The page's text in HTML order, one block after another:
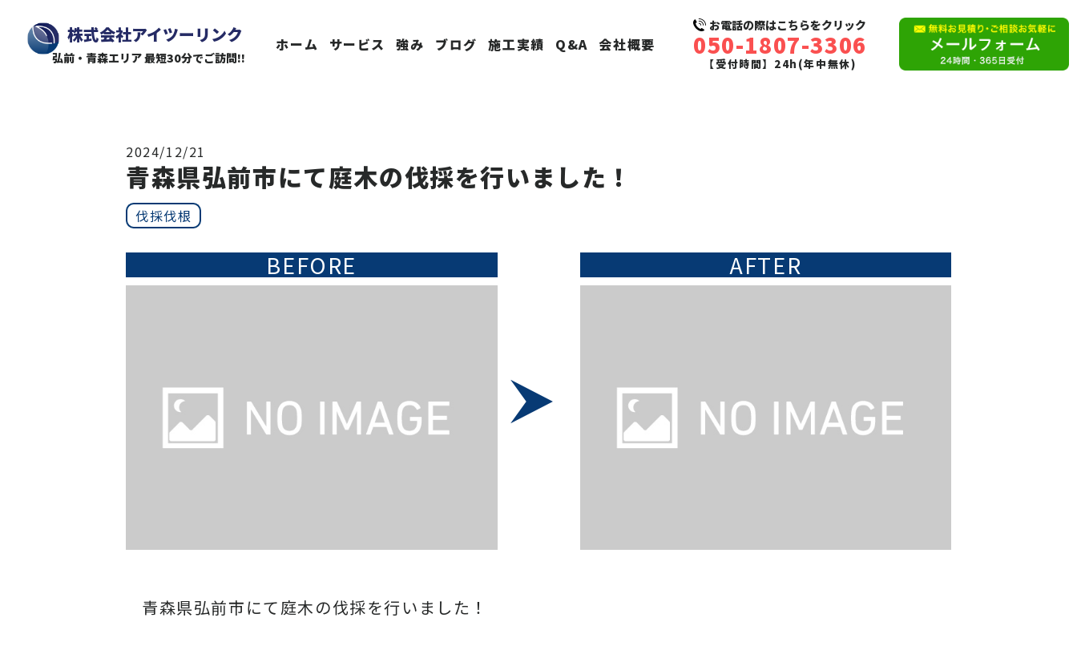
株式会社アイツーリンク
弘前・青森エリア 最短30分でご訪問!!
ホーム サービス 強み ブログ 施工実績 Q&A 会社概要
お電話の際はこちらをクリック
050-1807-3306
【受付時間】24h(年中無休)
2024/12/21
青森県弘前市にて庭木の伐採を行いました！
伐採伐根
BEFORE AFTER
青森県弘前市にて庭木の伐採を行いました！